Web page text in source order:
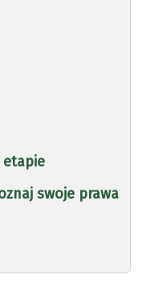
etapie
swoje prawa